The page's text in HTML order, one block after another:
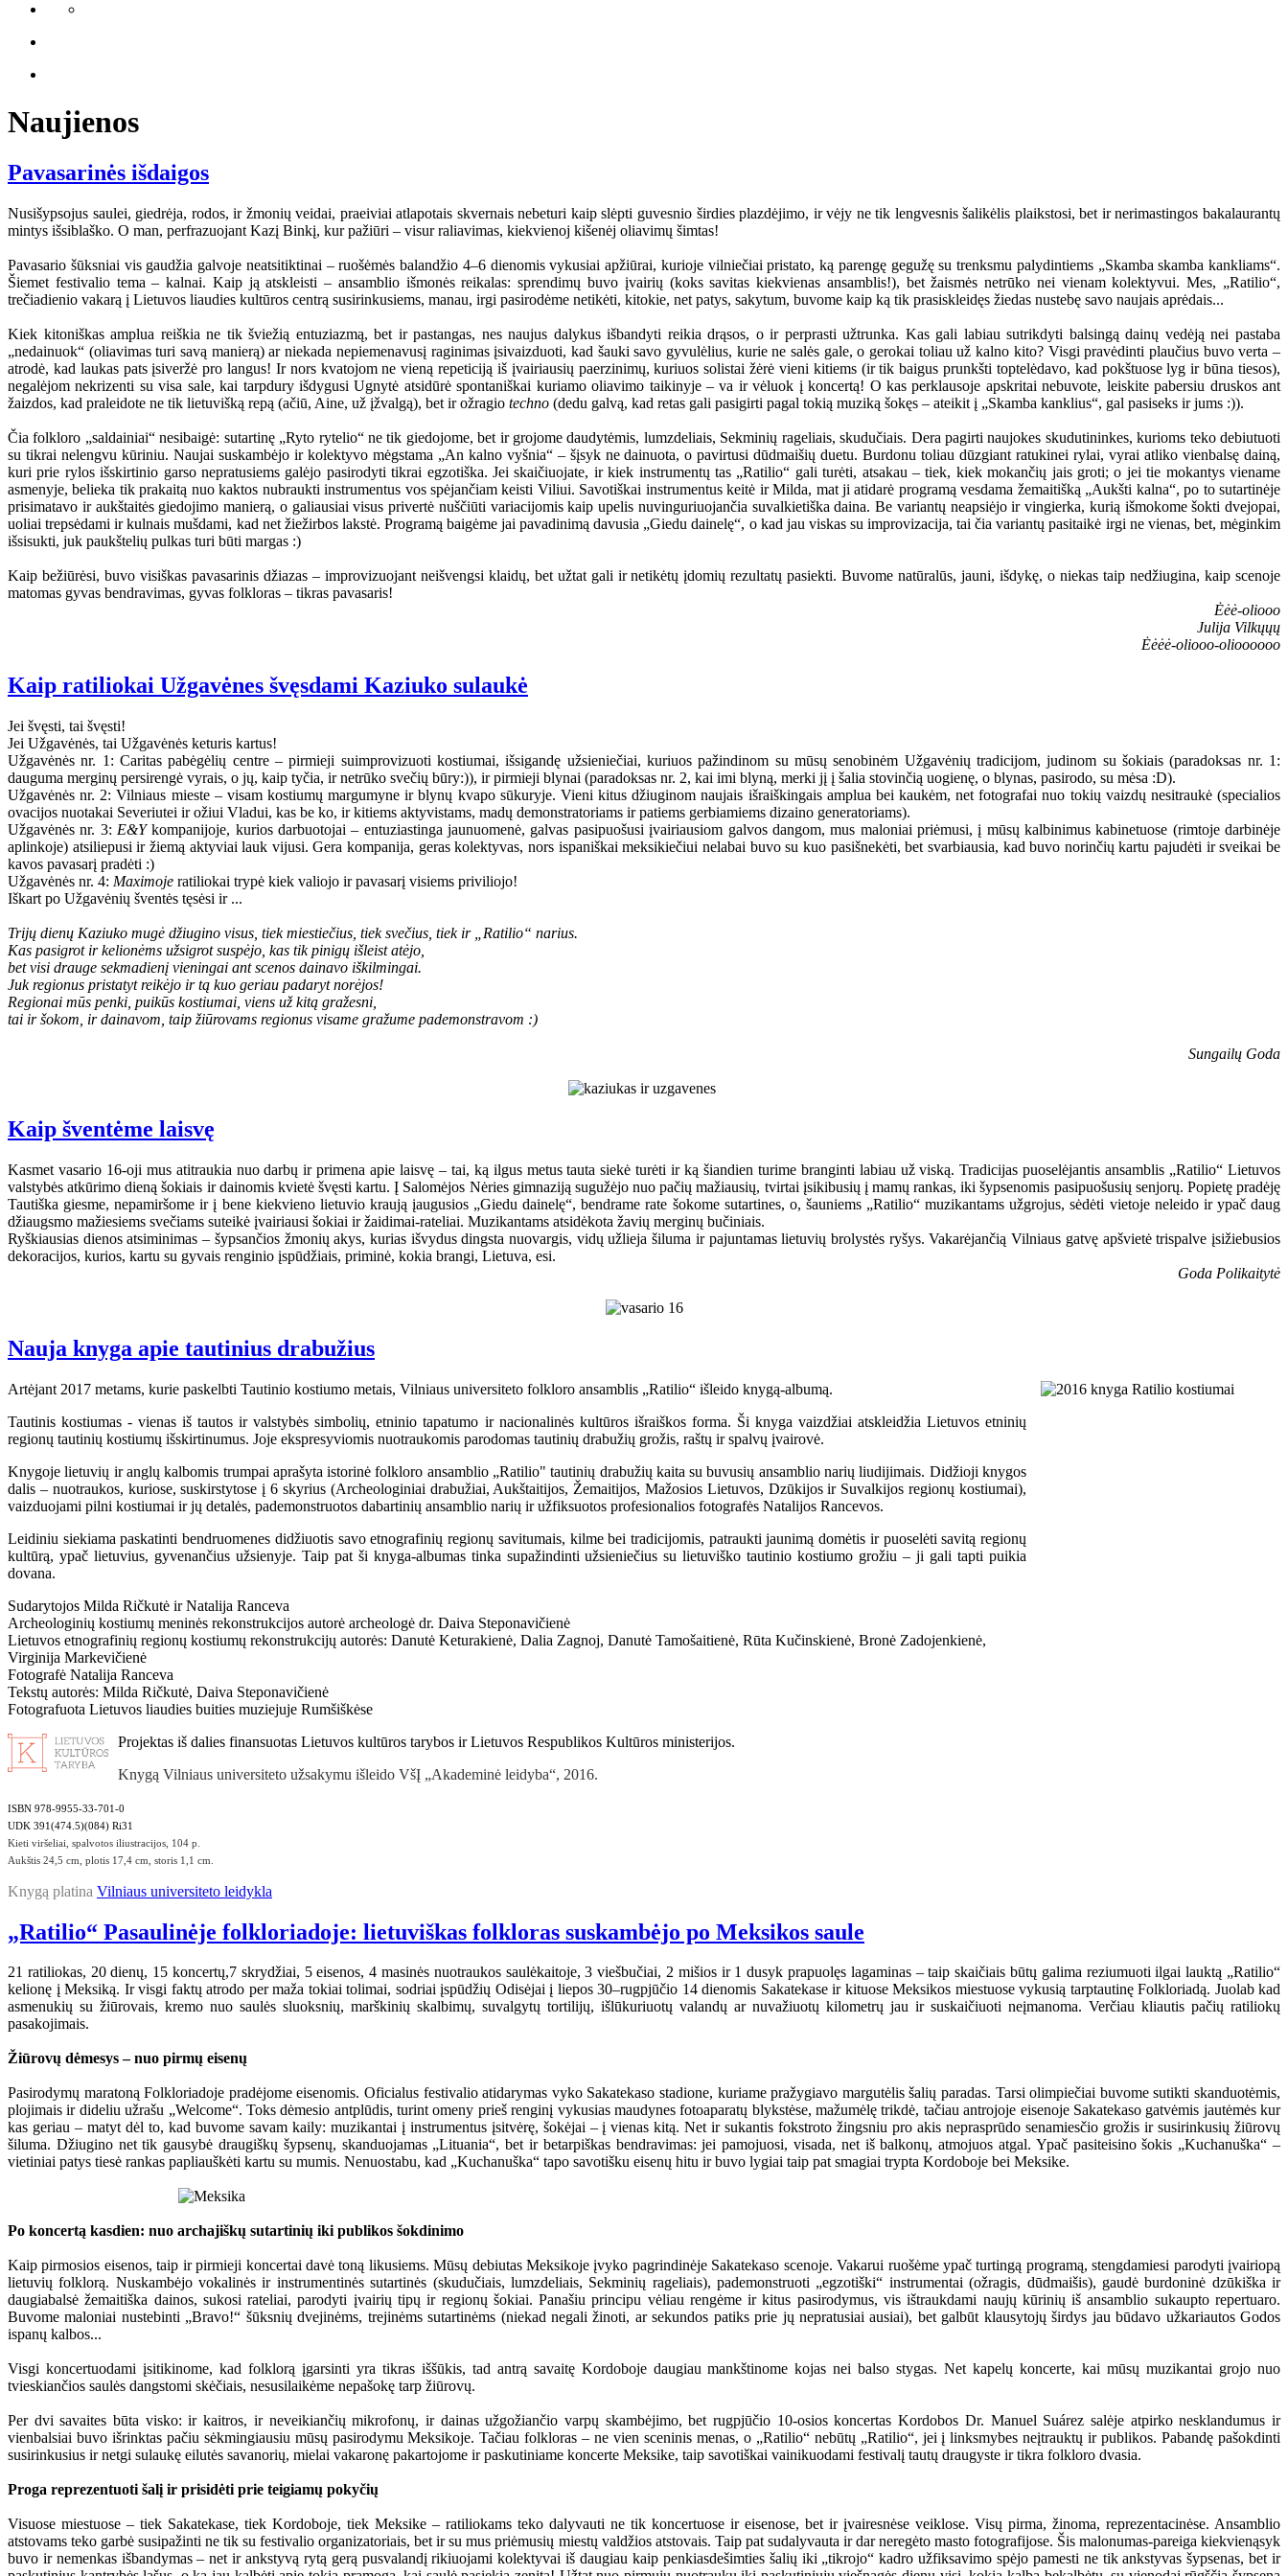
Naujienos
Pavasarinės išdaigos
Nusišypsojus saulei, giedrėja, rodos, ir žmonių veidai, praeiviai atlapotais skvernais nebeturi kaip slėpti guvesnio širdies plazdėjimo, ir vėjy ne tik lengvesnis šalikėlis plaikstosi, bet ir nerimastingos bakalaurantų
mintys išsiblaško. O man, perfrazuojant Kazį Binkį, kur pažiūri – visur raliavimas, kiekvienoj kišenėj oliavimų šimtas!
Pavasario šūksniai vis gaudžia galvoje neatsitiktinai – ruošėmės balandžio 4–6 dienomis vykusiai apžiūrai, kurioje vilniečiai pristato, ką parengę gegužę su trenksmu palydintiems „Skamba skamba kankliams“.
Šiemet festivalio tema – kalnai. Kaip ją atskleisti – ansamblio išmonės reikalas: sprendimų buvo įvairių (koks savitas kiekvienas ansamblis!), bet žaismės netrūko nei vienam kolektyvui. Mes, „Ratilio“,
trečiadienio vakarą į Lietuvos liaudies kultūros centrą susirinkusiems, manau, irgi pasirodėme netikėti, kitokie, net patys, sakytum, buvome kaip ką tik prasiskleidęs žiedas nustebę savo naujais aprėdais...
Kiek kitoniškas amplua reiškia ne tik šviežią entuziazmą, bet ir pastangas, nes naujus dalykus išbandyti reikia drąsos, o ir perprasti užtrunka. Kas gali labiau sutrikdyti balsingą dainų vedėją nei pastaba
„nedainuok“ (oliavimas turi savą manierą) ar niekada nepiemenavusį raginimas įsivaizduoti, kad šauki savo gyvulėlius, kurie ne salės gale, o gerokai toliau už kalno kito? Visgi pravėdinti plaučius buvo verta –
atrodė, kad laukas pats įsiveržė pro langus! Ir nors kvatojom ne vieną repeticiją iš įvairiausių paerzinimų, kuriuos solistai žėrė vieni kitiems (ir tik baigus prunkšti toptelėdavo, kad pokštuose lyg ir būna tiesos),
negalėjom nekrizenti su visa sale, kai tarpdury išdygusi Ugnytė atsidūrė spontaniškai kuriamo oliavimo taikinyje – va ir vėluok į koncertą! O kas perklausoje apskritai nebuvote, leiskite pabersiu druskos ant
žaizdos, kad praleidote ne tik lietuvišką repą (ačiū, Aine, už įžvalgą), bet ir ožragio techno (dedu galvą, kad retas gali pasigirti pagal tokią muziką šokęs – ateikit į „Skamba kanklius“, gal pasiseks ir jums :)).
Čia folkloro „saldainiai“ nesibaigė: sutartinę „Ryto rytelio“ ne tik giedojome, bet ir grojome daudytėmis, lumzdeliais, Sekminių rageliais, skudučiais. Dera pagirti naujokes skudutininkes, kurioms teko debiutuoti
su tikrai nelengvu kūriniu. Naujai suskambėjo ir kolektyvo mėgstama „An kalno vyšnia“ – šįsyk ne dainuota, o pavirtusi dūdmaišių duetu. Burdonu toliau dūzgiant ratukinei rylai, vyrai atliko vienbalsę dainą,
kuri prie rylos išskirtinio garso nepratusiems galėjo pasirodyti tikrai egzotiška. Jei skaičiuojate, ir kiek instrumentų tas „Ratilio“ gali turėti, atsakau – tiek, kiek mokančių jais groti; o jei tie mokantys viename
asmenyje, belieka tik prakaitą nuo kaktos nubraukti instrumentus vos spėjančiam keisti Viliui. Savotiškai instrumentus keitė ir Milda, mat ji atidarė programą vesdama žemaitišką „Aukšti kalna“, po to sutartinėje
prisimatavo ir aukštaitės giedojimo manierą, o galiausiai visus privertė nuščiūti variacijomis kaip upelis nuvinguriuojančia suvalkietiška daina. Be variantų neapsiėjo ir vingierka, kurią išmokome šokti dvejopai,
uoliai trepsėdami ir kulnais mušdami, kad net žiežirbos lakstė. Programą baigėme jai pavadinimą davusia „Giedu dainelę“, o kad jau viskas su improvizacija, tai čia variantų pasitaikė irgi ne vienas, bet, mėginkim
išsisukti, juk paukštelių pulkas turi būti margas :)
Kaip bežiūrėsi, buvo visiškas pavasarinis džiazas – improvizuojant neišvengsi klaidų, bet užtat gali ir netikėtų įdomių rezultatų pasiekti. Buvome natūralūs, jauni, išdykę, o niekas taip nedžiugina, kaip scenoje
matomas gyvas bendravimas, gyvas folkloras – tikras pavasaris!
Ėėė-oliooo
Julija Vilkųųų
Ėėėė-oliooo-olioooooo
Kaip ratiliokai Užgavėnes švęsdami Kaziuko sulaukė
Jei švęsti, tai švęsti!
Jei Užgavėnės, tai Užgavėnės keturis kartus!
Užgavėnės nr. 1: Caritas pabėgėlių centre – pirmieji suimprovizuoti kostiumai, išsigandę užsieniečiai, kuriuos pažindinom su mūsų senobinėm Užgavėnių tradicijom, judinom su šokiais (paradoksas nr. 1:
dauguma merginų persirengė vyrais, o jų, kaip tyčia, ir netrūko svečių būry:)), ir pirmieji blynai (paradoksas nr. 2, kai imi blyną, merki jį į šalia stovinčią uogienę, o blynas, pasirodo, su mėsa :D).
Užgavėnės nr. 2: Vilniaus mieste – visam kostiumų margumyne ir blynų kvapo sūkuryje. Vieni kitus džiuginom naujais išraiškingais amplua bei kaukėm, net fotografai nuo tokių vaizdų nesitraukė (specialios
ovacijos nuotakai Severiutei ir ožiui Vladui, kas be ko, ir kitiems aktyvistams, madų demonstratoriams ir patiems gerbiamiems dizaino generatoriams).
Užgavėnės nr. 3: E&Ykompanijoje, kurios darbuotojai – entuziastinga jaunuomenė, galvas pasipuošusi įvairiausiom galvos dangom, mus maloniai priėmusi, į mūsų kalbinimus kabinetuose (rimtoje darbinėje
aplinkoje) atsiliepusi ir žiemą aktyviai lauk vijusi. Gera kompanija, geras kolektyvas, nors ispaniškai meksikiečiui nelabai buvo su kuo pasišnekėti, bet svarbiausia, kad buvo norinčių kartu pajudėti ir sveikai be
kavos pavasarį pradėti :)
Užgavėnės nr. 4: Maximoje ratiliokai trypė kiek valiojo ir pavasarį visiems priviliojo!
Iškart po Užgavėnių šventės tęsėsi ir ...
Trijų dienų Kaziuko mugė džiugino visus, tiek miestiečius, tiek svečius, tiek ir „Ratilio“ narius.
Kas pasigrot ir kelionėms užsigrot suspėjo, kas tik pinigų išleist atėjo,
bet visi drauge sekmadienį vieningai ant scenos dainavo iškilmingai.
Juk regionus pristatyt reikėjo ir tą kuo geriau padaryt norėjos!
Regionai mūs penki, puikūs kostiumai, viens už kitą gražesni,
tai ir šokom, ir dainavom, taip žiūrovams regionus visame gražume pademonstravom :)
Sungailų Goda
Kaip šventėme laisvę
Kasmet vasario 16-oji mus atitraukia nuo darbų ir primena apie laisvę – tai, ką ilgus metus tauta siekė turėti ir ką šiandien turime branginti labiau už viską. Tradicijas puoselėjantis ansamblis „Ratilio“ Lietuvos
valstybės atkūrimo dieną šokiais ir dainomis kvietė švęsti kartu. Į Salomėjos Nėries gimnaziją sugužėjo nuo pačių mažiausių, tvirtai įsikibusių į mamų rankas, iki šypsenomis pasipuošusių senjorų. Popietę pradėję
Tautiška giesme, nepamiršome ir į bene kiekvieno lietuvio kraują įaugusios „Giedu dainelę“, bendrame rate šokome sutartines, o, šauniems „Ratilio“ muzikantams užgrojus, sėdėti vietoje neleido ir ypač daug
džiaugsmo mažiesiems svečiams suteikė įvairiausi šokiai ir žaidimai-rateliai. Muzikantams atsidėkota žavių merginų bučiniais.
Ryškiausias dienos atsiminimas – šypsančios žmonių akys, kurias išvydus dingsta nuovargis, vidų užlieja šiluma ir pajuntamas lietuvių brolystės ryšys. Vakarėjančią Vilniaus gatvę apšvietė trispalve įsižiebusios
dekoracijos, kurios, kartu su gyvais renginio įspūdžiais, priminė, kokia brangi, Lietuva, esi.
Goda Polikaitytė
Nauja knyga apie tautinius drabužius
Artėjant 2017 metams, kurie paskelbti Tautinio kostiumo metais, Vilniaus universiteto folkloro ansamblis „Ratilio“ išleido knygą-albumą.
Tautinis kostiumas - vienas iš tautos ir valstybės simbolių, etninio tapatumo ir nacionalinės kultūros išraiškos forma. Ši knyga vaizdžiai atskleidžia Lietuvos etninių
regionų tautinių kostiumų išskirtinumus. Joje ekspresyviomis nuotraukomis parodomas tautinių drabužių grožis, raštų ir spalvų įvairovė.
Knygoje lietuvių ir anglų kalbomis trumpai aprašyta istorinė folkloro ansamblio „Ratilio" tautinių drabužių kaita su buvusių ansamblio narių liudijimais. Didžioji knygos
dalis – nuotraukos, kuriose, suskirstytose į 6 skyrius (Archeologiniai drabužiai, Aukštaitijos, Žemaitijos, Mažosios Lietuvos, Dzūkijos ir Suvalkijos regionų kostiumai),
vaizduojami pilni kostiumai ir jų detalės, pademonstruotos dabartinių ansamblio narių ir užfiksuotos profesionalios fotografės Natalijos Rancevos.
Leidiniu siekiama paskatinti bendruomenes didžiuotis savo etnografinių regionų savitumais, kilme bei tradicijomis, patraukti jaunimą domėtis ir puoselėti savitą regionų
kultūrą, ypač lietuvius, gyvenančius užsienyje. Taip pat ši knyga-albumas tinka supažindinti užsieniečius su lietuviško tautinio kostiumo grožiu – ji gali tapti puikia
dovana.
Sudarytojos Milda Ričkutė ir Natalija Ranceva
Archeologinių kostiumų meninės rekonstrukcijos autorė archeologė dr. Daiva Steponavičienė
Lietuvos etnografinių regionų kostiumų rekonstrukcijų autorės: Danutė Keturakienė, Dalia Zagnoj, Danutė Tamošaitienė, Rūta Kučinskienė, Bronė Zadojenkienė,
Virginija Markevičienė
Fotografė Natalija Ranceva
Tekstų autorės: Milda Ričkutė, Daiva Steponavičienė
Fotografuota Lietuvos liaudies buities muziejuje Rumšiškėse
Projektas iš dalies finansuotas Lietuvos kultūros tarybos ir Lietuvos Respublikos Kultūros ministerijos.
Knygą Vilniaus universiteto užsakymu išleido VšĮ „Akademinė leidyba“, 2016.
ISBN 978-9955-33-701-0
UDK 391(474.5)(084) Ri31
Kieti viršeliai, spalvotos iliustracijos, 104 p.
Aukštis 24,5 cm, plotis 17,4 cm, storis 1,1 cm.
Knygą platina Vilniaus universiteto leidykla
„Ratilio“ Pasaulinėje folkloriadoje: lietuviškas folkloras suskambėjo po Meksikos saule
21 ratiliokas, 20 dienų, 15 koncertų,7 skrydžiai, 5 eisenos, 4 masinės nuotraukos saulėkaitoje, 3 viešbučiai, 2 mišios ir 1 dusyk prapuolęs lagaminas – taip skaičiais būtų galima reziumuoti ilgai lauktą „Ratilio“
kelionę į Meksiką. Ir visgi faktų atrodo per maža tokiai tolimai, sodriai įspūdžių Odisėjai į liepos 30–rugpjūčio 14 dienomis Sakatekase ir kituose Meksikos miestuose vykusią tarptautinę Folkloriadą. Juolab kad
asmenukių su žiūrovais, kremo nuo saulės sluoksnių, marškinių skalbimų, suvalgytų tortilijų, išlūkuriuotų valandų ar nuvažiuotų kilometrų jau ir suskaičiuoti neįmanoma. Verčiau kliautis pačių ratiliokų
pasakojimais.
Žiūrovų dėmesys – nuo pirmų eisenų
Pasirodymų maratoną Folkloriadoje pradėjome eisenomis. Oficialus festivalio atidarymas vyko Sakatekaso stadione, kuriame pražygiavo margutėlis šalių paradas. Tarsi olimpiečiai buvome sutikti skanduotėmis,
plojimais ir dideliu užrašu „Welcome“. Toks dėmesio antplūdis, turint omeny prieš renginį vykusias maudynes fotoaparatų blykstėse, mažumėlę trikdė, tačiau antrojoje eisenoje Sakatekaso gatvėmis jautėmės kur
kas geriau – matyt dėl to, kad buvome savam kaily: muzikantai į instrumentus įsitvėrę, šokėjai – į vienas kitą. Net ir sukantis fokstroto žingsniu pro akis neprasprūdo senamiesčio grožis ir susirinkusių žiūrovų
šiluma. Džiugino net tik gausybė draugiškų šypsenų, skanduojamas „Lituania“, bet ir betarpiškas bendravimas: jei pamojuosi, visada, net iš balkonų, atmojuos atgal. Ypač pasiteisino šokis „Kuchanuška“ –
vietiniai patys tiesė rankas papliauškėti kartu su mumis. Nenuostabu, kad „Kuchanuška“ tapo savotišku eisenų hitu ir buvo lygiai taip pat smagiai trypta Kordoboje bei Meksike.
Po koncertą kasdien: nuo archajiškų sutartinių iki publikos šokdinimo
Kaip pirmosios eisenos, taip ir pirmieji koncertai davė toną likusiems. Mūsų debiutas Meksikoje įvyko pagrindinėje Sakatekaso scenoje. Vakarui ruošėme ypač turtingą programą, stengdamiesi parodyti įvairiopą
lietuvių folklorą. Nuskambėjo vokalinės ir instrumentinės sutartinės (skudučiais, lumzdeliais, Sekminių rageliais), pademonstruoti „egzotiški“ instrumentai (ožragis, dūdmaišis), gaudė burdoninė dzūkiška ir
daugiabalsė žemaitiška dainos, sukosi rateliai, parodyti įvairių tipų ir regionų šokiai. Panašiu principu vėliau rengėme ir kitus pasirodymus, vis ištraukdami naujų kūrinių iš ansamblio sukaupto repertuaro.
Buvome maloniai nustebinti „Bravo!“ šūksnių dvejinėms, trejinėms sutartinėms (niekad negali žinoti, ar sekundos patiks prie jų nepratusiai ausiai), bet galbūt klausytojų širdys jau būdavo užkariautos Godos
ispanų kalbos...
Visgi koncertuodami įsitikinome, kad folklorą įgarsinti yra tikras iššūkis, tad antrą savaitę Kordoboje daugiau mankštinome kojas nei balso stygas. Net kapelų koncerte, kai mūsų muzikantai grojo nuo
tvieskiančios saulės dangstomi skėčiais, nesusilaikėme nepašokę tarp žiūrovų.
Per dvi savaites būta visko: ir kaitros, ir neveikiančių mikrofonų, ir dainas užgožiančio varpų skambėjimo, bet rugpjūčio 10-osios koncertas Kordobos Dr. Manuel Suárez salėje atpirko nesklandumus ir
vienbalsiai buvo išrinktas pačiu sėkmingiausiu mūsų pasirodymu Meksikoje. Tačiau folkloras – ne vien sceninis menas, o „Ratilio“ nebūtų „Ratilio“, jei į linksmybes neįtrauktų ir publikos. Pabandę pašokdinti
susirinkusius ir netgi sulaukę eilutės savanorių, mielai vakaronę pakartojome ir paskutiniame koncerte Meksike, taip savotiškai vainikuodami festivalį tautų draugyste ir tikra folkloro dvasia.
Proga reprezentuoti šalį ir prisidėti prie teigiamų pokyčių
Visuose miestuose – tiek Sakatekase, tiek Kordoboje, tiek Meksike – ratiliokams teko dalyvauti ne tik koncertuose ir eisenose, bet ir įvairesnėse veiklose. Visų pirma, žinoma, reprezentacinėse. Ansamblio
atstovams teko garbė susipažinti ne tik su festivalio organizatoriais, bet ir su mus priėmusių miestų valdžios atstovais. Taip pat sudalyvauta ir dar neregėto masto fotografijose. Šis malonumas-pareiga kiekvienąsyk
buvo ir nemenkas išbandymas – net ir ankstyvą rytą gerą pusvalandį rikiuojami kolektyvai iš daugiau kaip penkiasdešimties šalių iki „tikrojo“ kadro užfiksavimo spėjo pamesti ne tik ankstyvas šypsenas, bet ir